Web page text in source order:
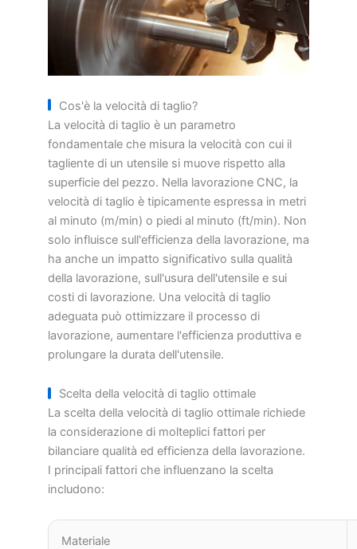
Cos'è la velocità di taglio?
La velocità di taglio è un parametro
fondamentale che misura la velocità con cui il
tagliente di un utensile si muove rispetto alla
superficie del pezzo. Nella lavorazione CNC, la
velocità di taglio è tipicamente espressa in metri
al minuto (m/min) o piedi al minuto (ft/min). Non
solo influisce sull'efficienza della lavorazione, ma
ha anche un impatto significativo sulla qualità
della lavorazione, sull'usura dell'utensile e sui
costi di lavorazione. Una velocità di taglio
adeguata può ottimizzare il processo di
lavorazione, aumentare l'efficienza produttiva e
prolungare la durata dell'utensile.
Scelta della velocità di taglio ottimale
La scelta della velocità di taglio ottimale richiede
la considerazione di molteplici fattori per
bilanciare qualità ed efficienza della lavorazione.
I principali fattori che influenzano la scelta
includono:
Materiale